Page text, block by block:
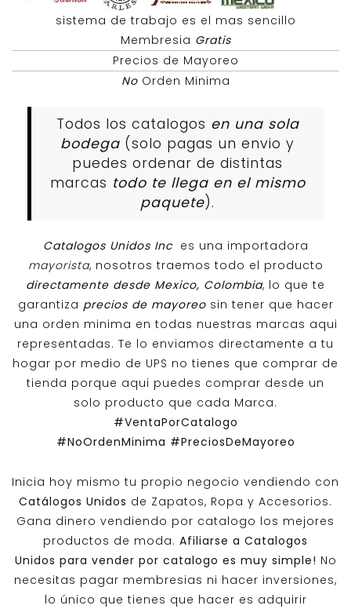
sistema de trabajo es el mas sencillo
Membresia Gratis
Precios de Mayoreo
NoOrden Minima
Todos los catalogos en una sola
bodega (solo pagas un envio y
puedes ordenar de distintas
marcas todo te llega en el mismo
paquete).
Catalogos Unidos Inc es una importadora
mayorista, nosotros traemos todo el producto
directamente desde Mexico, Colombia, lo que te
garantiza precios de mayoreosin tener que hacer
una orden minima en todas nuestras marcas aqui
representadas. Te lo enviamos directamente a tu
hogar por medio de UPS no tienes que comprar de
tienda porque aqui puedes comprar desde un
solo producto que cada Marca.
#VentaPorCatalogo
#NoOrdenMinima #PreciosDeMayoreo
Inicia hoy mismo tu propio negocio vendiendo con
Catálogos Unidos de Zapatos, Ropa y Accesorios.
Gana dinero vendiendo por catalogo los mejores
productos de moda. Afiliarse a Catalogos
Unidos para vender por catalogo es muy simple! No
necesitas pagar membresias ni hacer inversiones,
lo único que tienes que hacer es adquirir